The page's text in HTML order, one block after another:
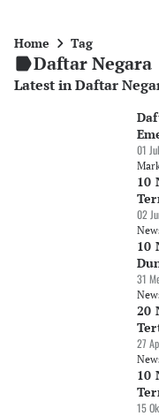
Home Tag
Daftar Negara
Latest in Daftar
01
10
02
10
31
20
27
10
15